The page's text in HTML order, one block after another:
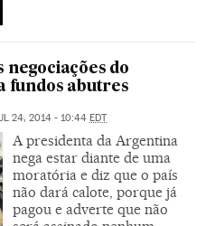
do
fundos abutres
24, 2014 - 10:44 EDT
A presidenta da Argentina
nega estar diante de uma
moratória e diz que o país
não dará calote, porque já
pagou e adverte que não